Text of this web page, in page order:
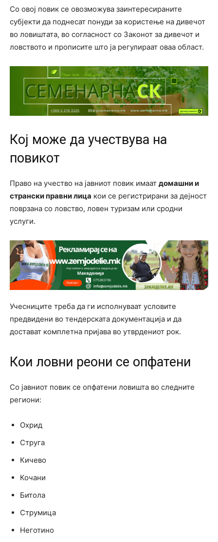
Со овој повик се овозможува заинтересираните
субјекти да поднесат понуди за користење на дивечот
во ловиштата, во согласност со Законот за дивечот и
ловството и прописите што ја регулираат оваа област.
Кој може да учествува на
повикот
Право на учество на јавниот повик имаат домашни и
странски правни лица кои се регистрирани за дејност
поврзана со ловство, ловен туризам или сродни
услуги.
Учесниците треба да ги исполнуваат условите
предвидени во тендерската документација и да
достават комплетна пријава во утврдениот рок.
Кои ловни реони се опфатени
Со јавниот повик се опфатени ловишта во следните
региони:
Охрид
Струга
Кичево
Кочани
Битола
Струмица
Неготино